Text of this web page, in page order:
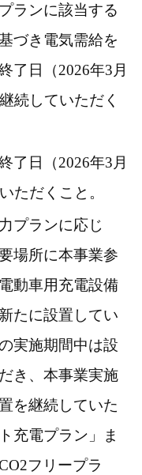
ランに該当する
づき電気需給を
了日（2026年3月
続していただく
了日（2026年3月
ただくこと。
プランに応じ
場所に本事業参
動車用充電設備
たに設置してい
実施期間中は設
き、本事業実施
を継続していた
充電プラン」ま
フリープラ